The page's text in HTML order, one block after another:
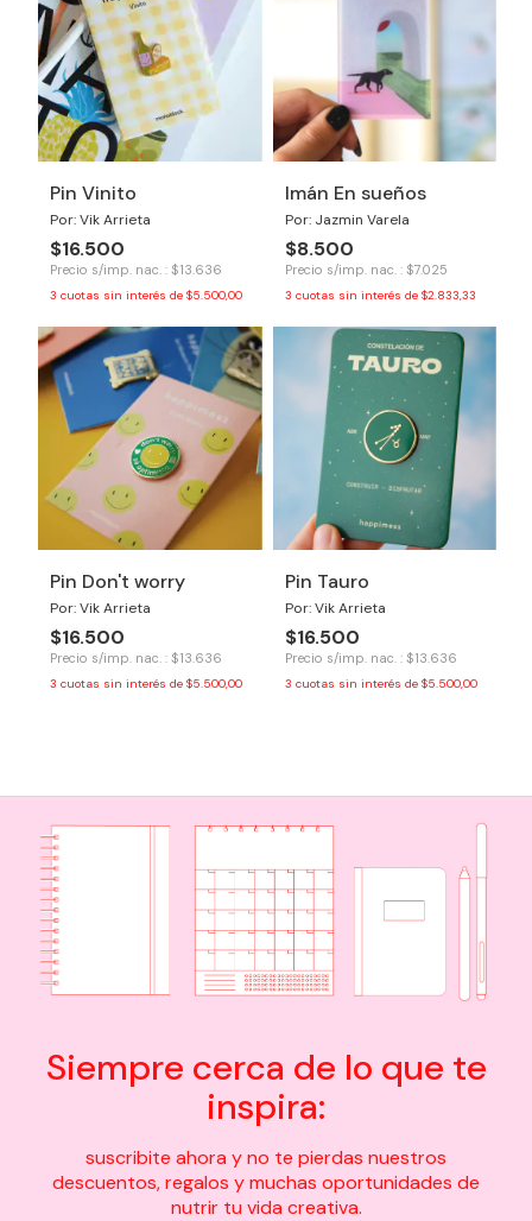
Pin Vinito
Por: Vik Arrieta
$16.500
Precio s/imp. nac. : $13.636
3 cuotas sin interés de $5.500,00
Imán En sueños
Por: Jazmin Varela
$8.500
Precio s/imp. nac. : $7.025
3 cuotas sin interés de $2.833,33
Pin Don't worry
Por: Vik Arrieta
$16.500
Precio s/imp. nac. : $13.636
3 cuotas sin interés de $5.500,00
Pin Tauro
Por: Vik Arrieta
$16.500
Precio s/imp. nac. : $13.636
3 cuotas sin interés de $5.500,00
Siempre cerca de lo que te
inspira:
suscribite ahora y no te pierdas nuestros
descuentos, regalos y muchas oportunidades de
nutrir tu vida creativa.